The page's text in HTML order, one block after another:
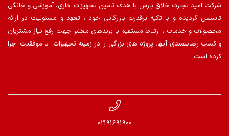
شرکت امید تجارت خلاق پارس با هدف تامین تجهیزات اداری، آموزشی و خانگی
تاسیس گردیده و با تکیه برقدرت بازرگانی خود ، تعهد و مسئولیت در ارائه
محصولات و خدمات ، ارتباط مستقیم با برندهای معتبر جهت رفع نیاز مشتریان
و کسب رضایتمندی آنها، پروژه های بزرگی را در زمینه تجهیزات با موفقیت اجرا
کرده است.
02191691900